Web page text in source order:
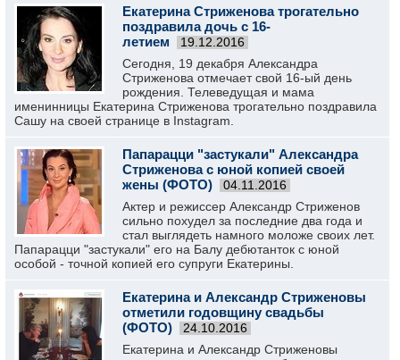
Екатерина Стриженова трогательно
поздравила дочь с 16-
летием
19.12.2016
Сегодня, 19 декабря Александра
Стриженова отмечает свой 16-ый день
рождения. Телеведущая и мама
именинницы Екатерина Стриженова трогательно поздравила
Сашу на своей странице в Instagram.
Папарацци "застукали" Александра
Стриженова с юной копией своей
жены (ФОТО)
04.11.2016
Актер и режиссер Александр Стриженов
сильно похудел за последние два года и
стал выглядеть намного моложе своих лет.
Папарацци "застукали" его на Балу дебютанток с юной
особой - точной копией его супруги Екатерины.
Екатерина и Александр Стриженовы
отметили годовщину свадьбы
(ФОТО)
24.10.2016
Екатерина и Александр Стриженовы